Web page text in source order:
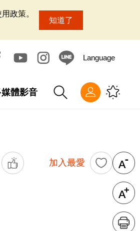
政策。
知道了
Language
媒體影音
加入最愛